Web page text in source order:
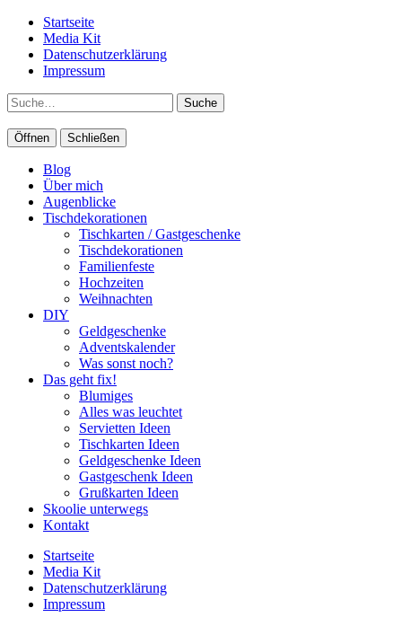
Startseite
Media Kit
Datenschutzerklärung
Impressum
Suche
Öffnen Schließen
Blog
Über mich
Augenblicke
Tischdekorationen
Tischkarten / Gastgeschenke
Tischdekorationen
Familienfeste
Hochzeiten
Weihnachten
DIY
Geldgeschenke
Adventskalender
Was sonst noch?
Das geht fix!
Blumiges
Alles was leuchtet
Servietten Ideen
Tischkarten Ideen
Geldgeschenke Ideen
Gastgeschenk Ideen
Grußkarten Ideen
Skoolie unterwegs
Kontakt
Startseite
Media Kit
Datenschutzerklärung
Impressum